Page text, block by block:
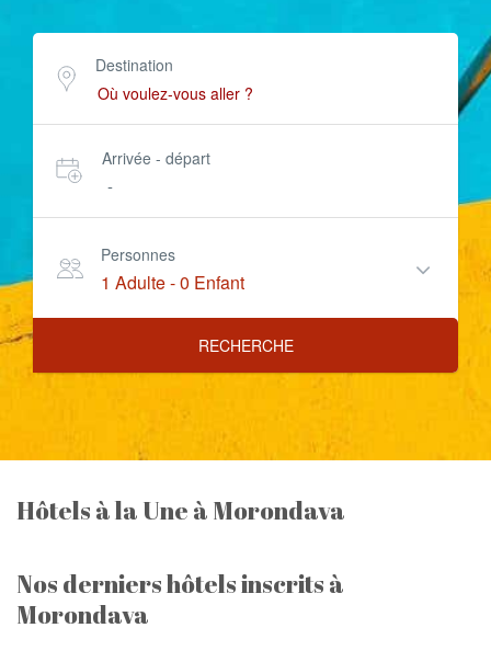
Destination
Arrivée - départ
-
Personnes
1 Adulte-0 Enfant
RECHERCHE
Hôtels à la Une à Morondava
Nos derniers hôtels inscrits à
Morondava